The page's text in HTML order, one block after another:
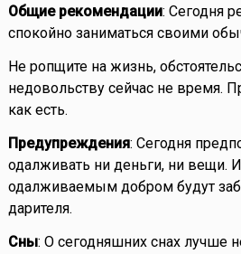
Общие рекомендации: Сегодня
спокойно заниматься своими
Не ропщите на жизнь,
недовольству сейчас не время.
как есть.
Предупреждения: Сегодня
одалживать ни деньги, ни вещи.
одалживаемым добром будут
дарителя.
Сны: О сегодняшних снах лучше